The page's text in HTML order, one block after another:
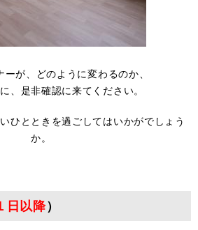
が、どのように変わるのか、
、是非確認に来てください。
ひとときを過ごしてはいかがでしょう
か。
日以降）